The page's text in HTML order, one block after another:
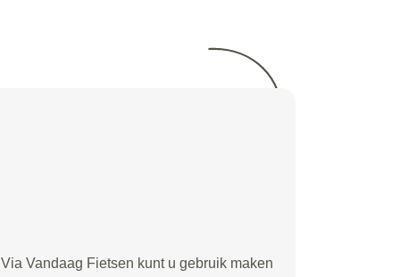
Via Vandaag Fietsen kunt u gebruik maken